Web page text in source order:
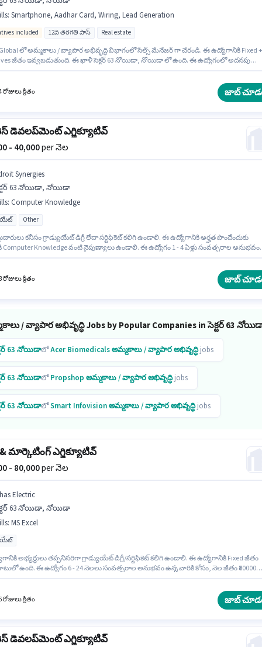
: Smartphone, Aadhar Card, Wiring, Lead Generation
included 12వ తరగతి పాస్ Real estate
లో అమ్మకాలు / వ్యాపార అభివృద్ధి విభాగంలో సేల్స్ మేనేజర్ గా చేరండి. ఈ ఉద్యోగానికి Fixed +
జీతం ఇవ్వబడుతుంది. ఈ ఖాళీ సెక్టర్ 63 నోయిడా, నోయిడా లో ఉంది. ఈ ఉద్యోగంలో అదనపు
రోజులు క్రితం జాబ్
డెవలప్‌మెంట్ ఎగ్జిక్యూటివ్
- 40,000per నెల
Synergies
63 నోయిడా, నోయిడా
: Computer Knowledge
Other
కనీసం గ్రాడ్యుయేట్ డిగ్రీ లేదా సర్టిఫికెట్ కలిగి ఉండాలి. ఈ ఉద్యోగానికి అర్హత పొందేందుకు
Computer Knowledge వంటి నైపుణ్యాలు ఉండాలి. ఈ ఉద్యోగం 1 - 4 ఏళ్లు సంవత్సరాల అనుభవం
ఎగ్జిక్యూటివ్ ఉద్యోగానికి క్రియాశీలకంగా నియామకం జరుగుతోంది. ఈ ఉద్యోగానికి Fixed
రోజులు క్రితం జాబ్
/ వ్యాపార అభివృద్ధి Jobs by Popular Companies in సెక్టర్ 63
63 నోయిడాలోAcer Biomedicalsఅమ్మకాలు / వ్యాపార అభివృద్ధిjobs
63 నోయిడాలోPropshop అమ్మకాలు / వ్యాపార అభివృద్ధిjobs
63 నోయిడాలోSmart Infovisionఅమ్మకాలు / వ్యాపార అభివృద్ధిjobs
Propusers
63 నోయిడా
మార్కెటింగ్ ఎగ్జిక్యూటివ్
- 80,000per నెల
Electric
63 నోయిడా, నోయిడా
: MS Excel
అభ్యర్థులు తప్పనిసరిగా గ్రాడ్యుయేట్ డిగ్రీ/సర్టిఫికెట్ కలిగి ఉండాలి. ఈ ఉద్యోగానికి Fixed జీతం
ఉంది. ఈ ఉద్యోగం 6 - 24 నెలలు సంవత్సరాల అనుభవం ఉన్న వారికి కోసం, నెల జీతం ₹80000
రోజులు క్రితం జాబ్
డెవలప్‌మెంట్ ఎగ్జిక్యూటివ్